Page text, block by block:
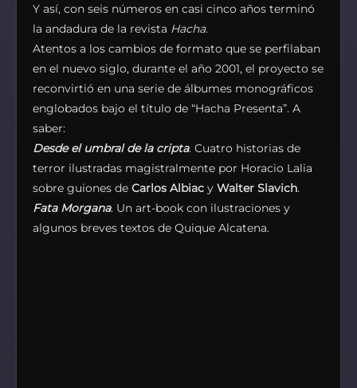
Y así, con seis números en casi cinco años terminó
la andadura de la revista Hacha.
Atentos a los cambios de formato que se perfilaban
en el nuevo siglo, durante el año 2001, el proyecto se
reconvirtió en una serie de álbumes monográficos
englobados bajo el título de “Hacha Presenta”. A
saber:
Desde el umbral de la cripta. Cuatro historias de
terror ilustradas magistralmente por Horacio Lalia
sobre guiones de Carlos Albiac y Walter Slavich.
Fata Morgana. Un art-book con ilustraciones y
algunos breves textos de Quique Alcatena.